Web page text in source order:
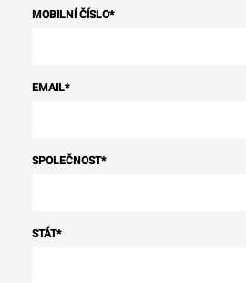
MOBILNÍ ČÍSLO*
EMAIL*
SPOLEČNOST*
STÁT*